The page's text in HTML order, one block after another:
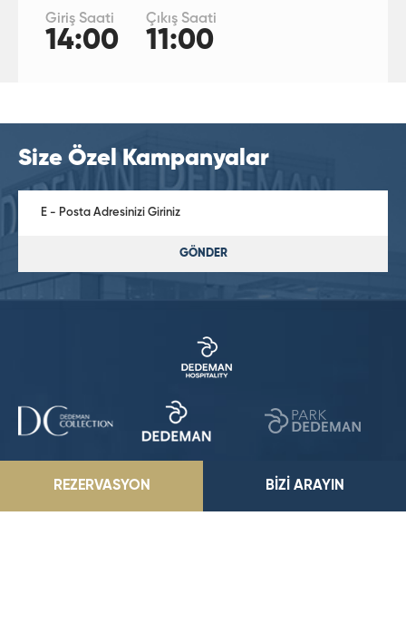
Giriş Saati
14:00
Çıkış Saati
11:00
Size Özel Kampanyalar
GÖNDER
REZERVASYON BİZİ ARAYIN